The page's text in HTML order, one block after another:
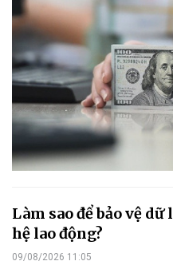
Làm sao để bảo vệ
hệ lao động?
09/08/2026 11:05